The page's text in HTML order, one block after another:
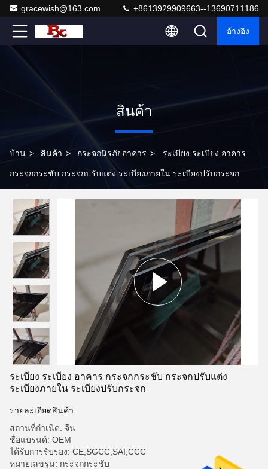
gracewish@163.com +8613929909663--13690711186
อ้างอิง
สินค้า
บ้าน > สินค้า > กระจกนิรภัยอาคาร > ระเบียง ระเบียง อาคาร
กระจกกระชับ กระจกปรับแต่ง ระเบียงภายใน ระเบียงปรับกระจก
ระเบียง ระเบียง อาคาร กระจกกระชับ กระจกปรับแต่ง
ระเบียงภายใน ระเบียงปรับกระจก
รายละเอียดสินค้า
สถานที่กำเนิด: จีน
ชื่อแบรนด์: OEM
ได้รับการรับรอง: CE,SGCC,SAI,CCC
หมายเลขรุ่น: กระจกกระชับ